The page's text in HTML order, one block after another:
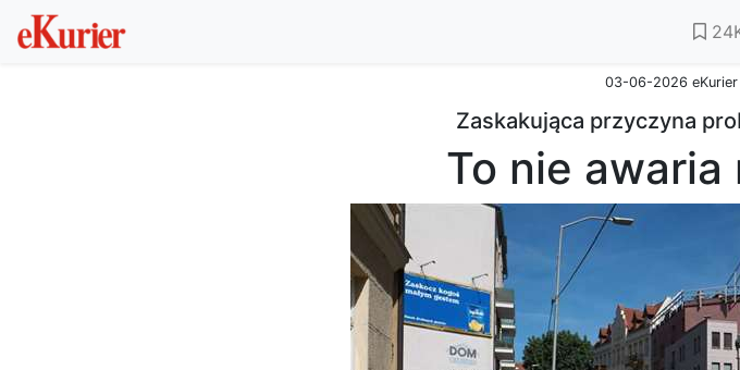
03-06-2026 eKurier
Zaskakująca przyczyna
To nie